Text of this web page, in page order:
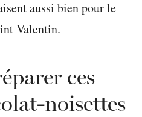
ces
noisettes